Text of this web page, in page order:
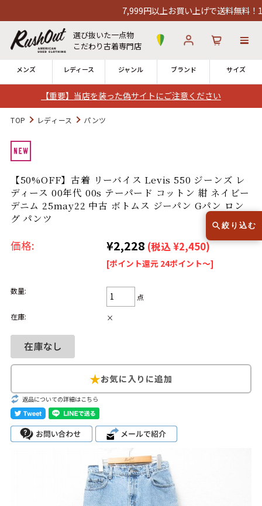
【重要】当店を装った偽サイトにご注意ください
7,999円以上お買い上げで送料無料！12時
選び抜いた一点物
こだわり古着専門店
メンズ レディース ジャンル ブランド サイズ
ログイン
全国7店舗・公式通販の比較
発送について 12時までのご注文で当日出荷！
※対応不可：日祝、長期休暇、セール
今週のHOTワード（7/29〜8/4）
映画
5 ラルフローレン
ブランドから探す
ラルフ ローレン
チャンピオン
パタゴニア
カーハート ディッキーズ
アディダス ナイキ
TOP レディース パンツ
【50%OFF】古着 リーバイス Levis 550 ジーンズ レ
ディース 00年代 00s テーパード コットン 紺 ネイビー
デニム 25may22 中古 ボトムス ジーパン Gパン ロン
グ パンツ
価格: ¥2,228 (税込 ¥2,450)
[ポイント還元 24ポイント～]
数量:
点
在庫:
×
返品についての詳細はこちら
絞り込む